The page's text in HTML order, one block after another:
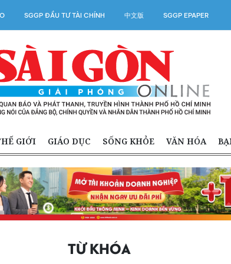
SGGP ĐẦU TƯ TÀI CHÍNH 中文版 SGGP EPAPER
GIỚI GIÁO DỤC SỐNG KHỎE VĂN HÓA
TỪ KHÓA